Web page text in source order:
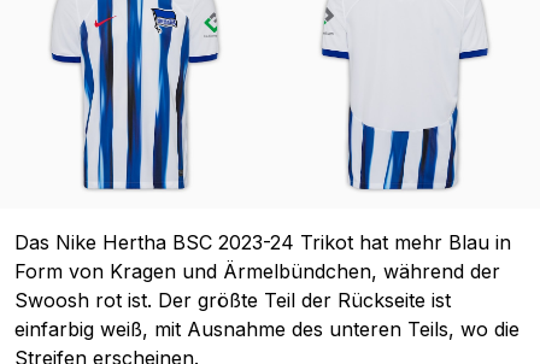
Das Nike Hertha BSC 2023-24 Trikot hat mehr Blau in
Form von Kragen und Ärmelbündchen, während der
Swoosh rot ist. Der größte Teil der Rückseite ist
einfarbig weiß, mit Ausnahme des unteren Teils, wo die
Streifen erscheinen.